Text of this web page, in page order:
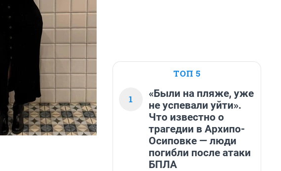
ТОП 5
1
«Были на пляже, уже
не успевали уйти».
Что известно о
трагедии в Архипо-
Осиповке — люди
погибли после атаки
БПЛА